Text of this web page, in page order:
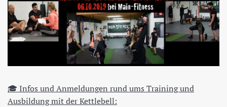
🎓 Infos und Anmeldungen rund ums Training und
Ausbildung mit der Kettlebell: